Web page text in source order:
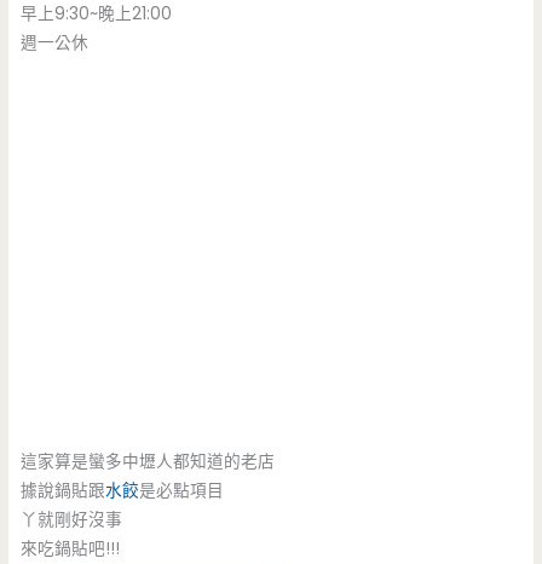
早上9:30~晚上21:00
週一公休
這家算是蠻多中壢人都知道的老店
據說鍋貼跟水餃是必點項目
丫就剛好沒事
來吃鍋貼吧!!!